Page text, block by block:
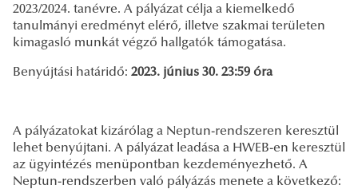
2023/2024. tanévre. A pályázat célja a kiemelkedő
tanulmányi eredményt elérő, illetve szakmai területen
kimagasló munkát végző hallgatók támogatása.
Benyújtási határidő: 2023. június 30. 23:59 óra
A pályázatokat kizárólag a Neptun-rendszeren keresztül
lehet benyújtani. A pályázat leadása a HWEB-en keresztül
az ügyintézés menüpontban kezdeményezhető. A
Neptun-rendszerben való pályázás menete a következő: